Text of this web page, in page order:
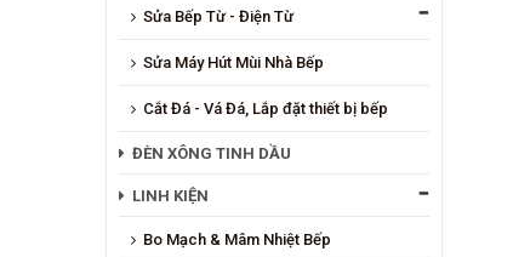
Sửa Bếp Từ - Điện Từ
Sửa Máy Hút Mùi Nhà Bếp
Cắt Đá - Vá Đá, Lắp đặt thiết bị bếp
ĐÈN XÔNG TINH DẦU
LINH KIỆN
Bo Mạch & Mâm Nhiệt Bếp